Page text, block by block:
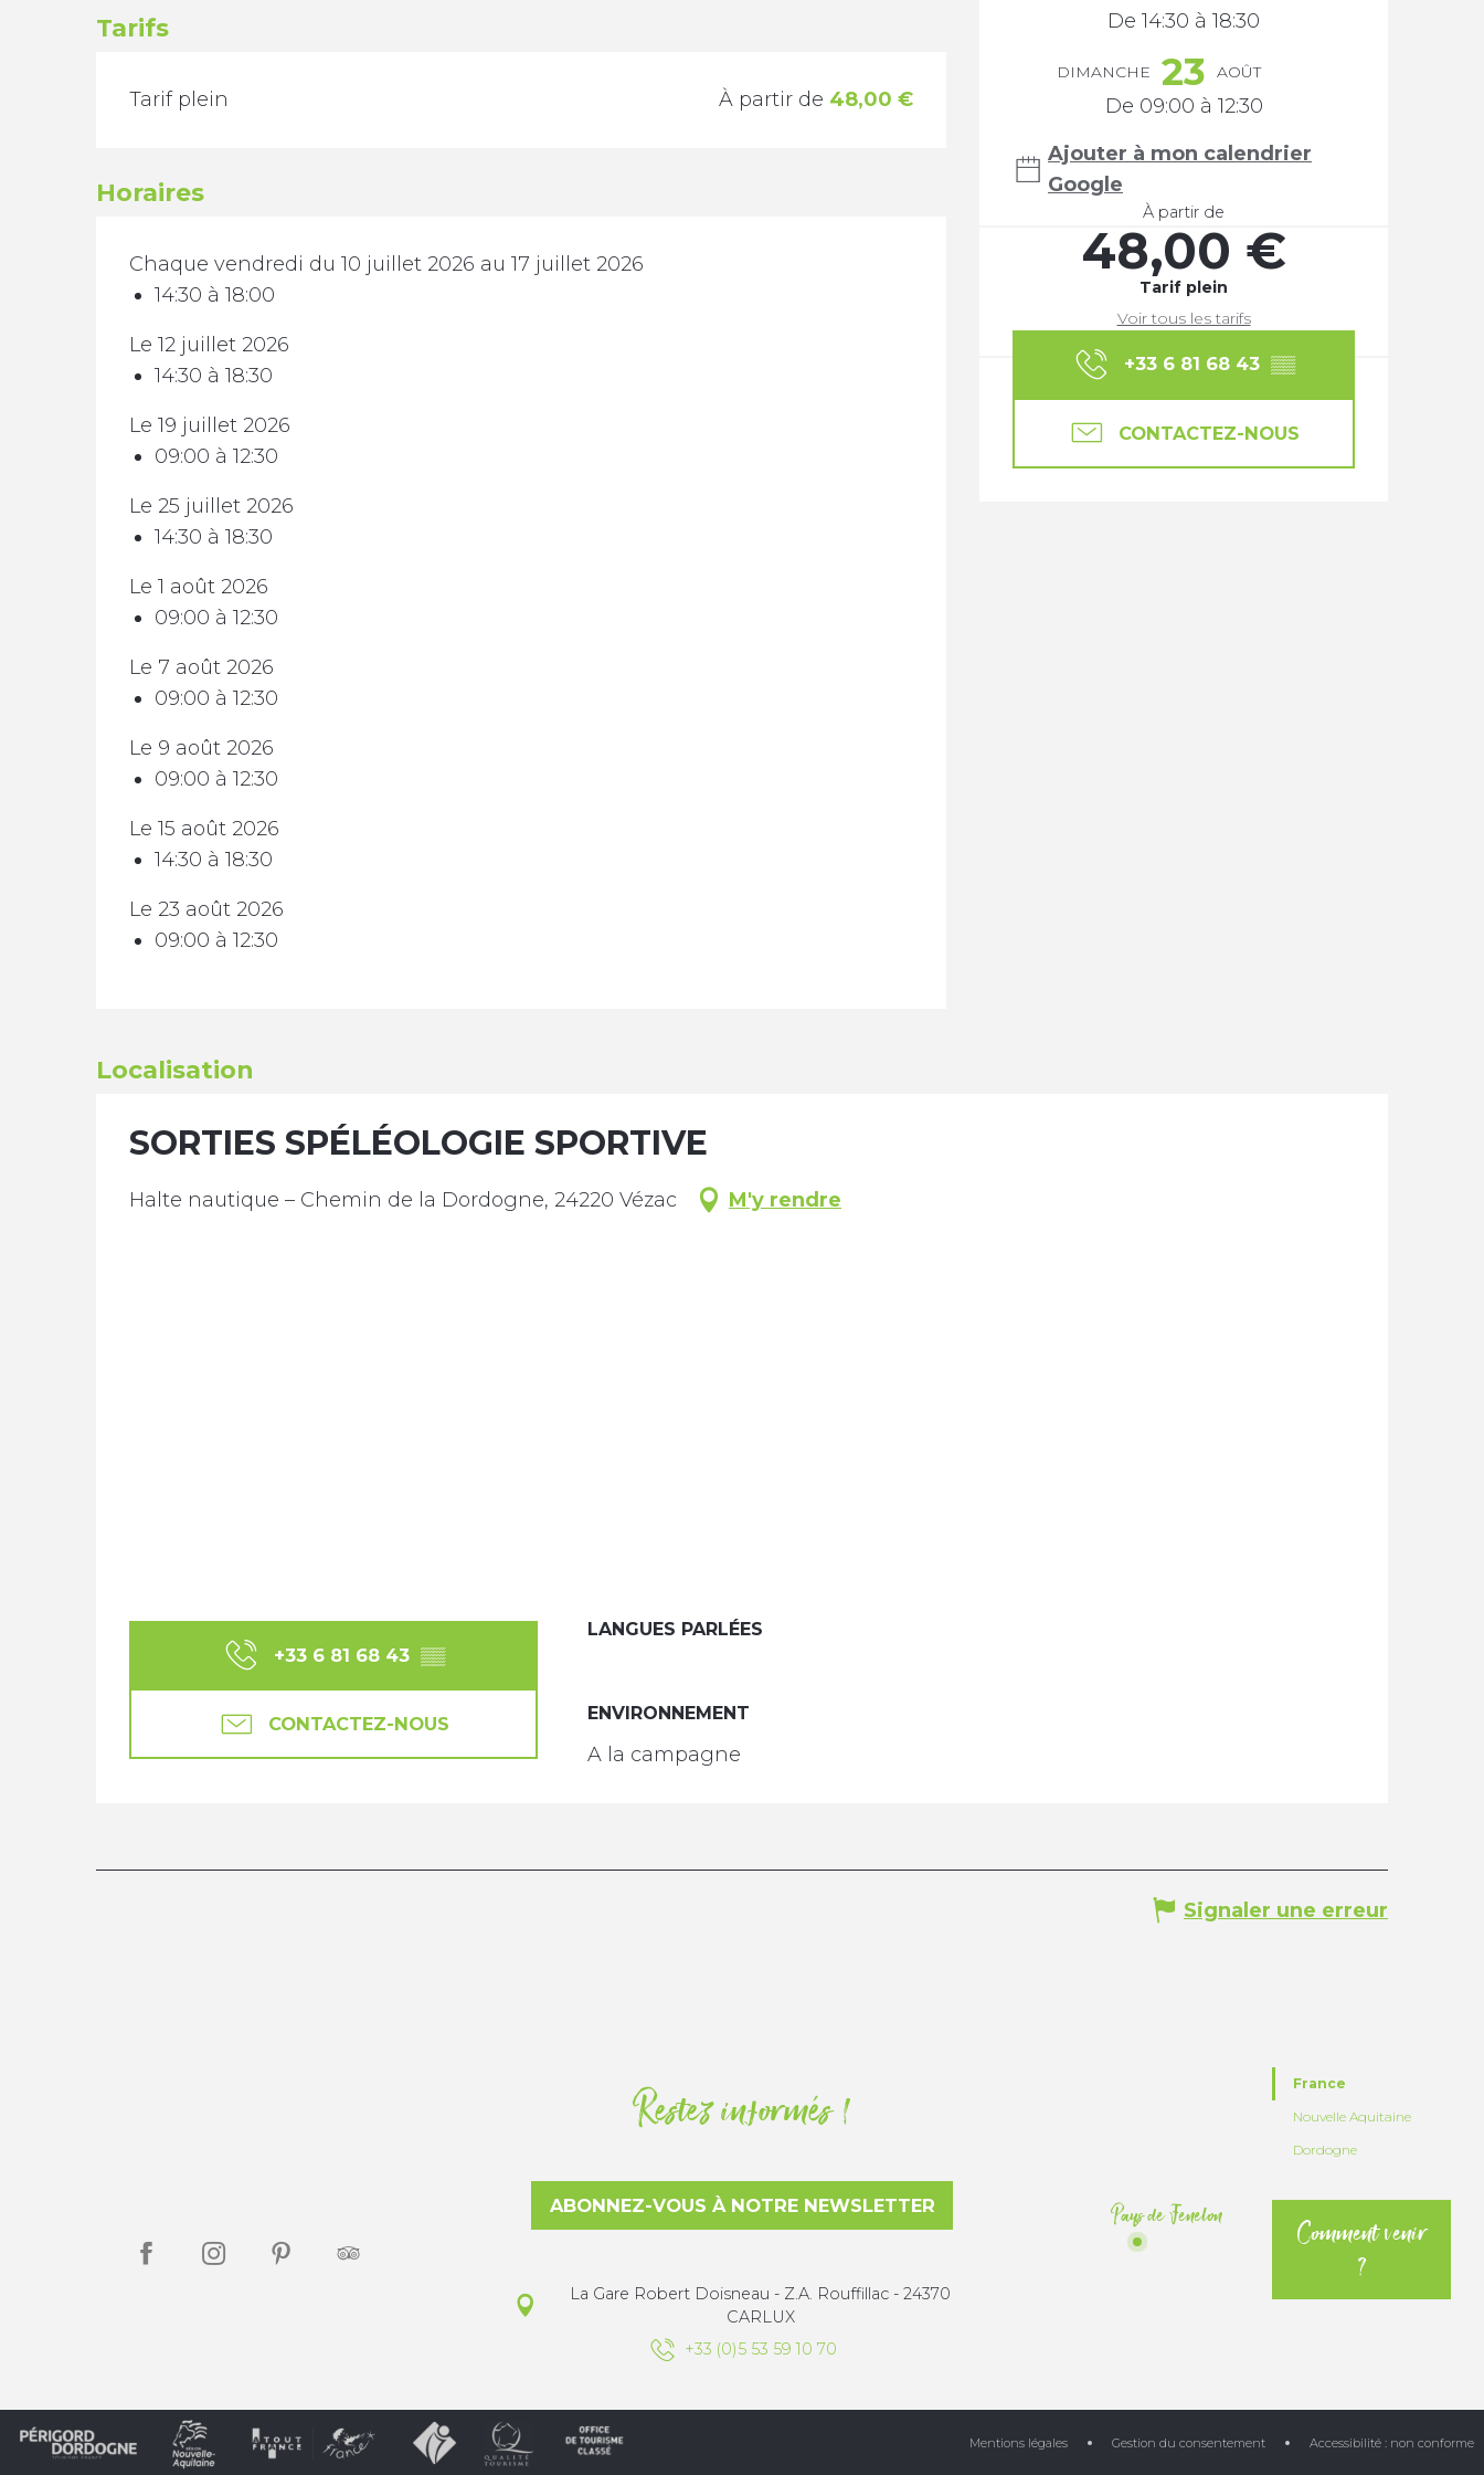
De 14:30 à 18:30
DIMANCHE 23 AOÛT
De 09:00 à 12:30
Ajouter à mon calendrier
Google
À partir de
48,00 €
Tarif plein
Voir tous les tarifs
+33 6 81 68 43 ▒▒
CONTACTEZ-NOUS
Tarifs
TARIFS 2026
Tarif plein À partir de 48,00 €
Horaires
Chaque vendredi du 10 juillet 2026 au 17 juillet 2026
14:30 à 18:00
Le 12 juillet 2026
14:30 à 18:30
Le 19 juillet 2026
09:00 à 12:30
Le 25 juillet 2026
14:30 à 18:30
Le 1 août 2026
09:00 à 12:30
Le 7 août 2026
09:00 à 12:30
Le 9 août 2026
09:00 à 12:30
Le 15 août 2026
14:30 à 18:30
Le 23 août 2026
09:00 à 12:30
Localisation
SORTIES SPÉLÉOLOGIE SPORTIVE
Halte nautique – Chemin de la Dordogne, 24220 Vézac M'y rendre
+33 6 81 68 43 ▒▒
CONTACTEZ-NOUS
LANGUES PARLÉES
LANGUES PARLÉES
ENVIRONNEMENT
ENVIRONNEMENT
A la campagne
Signaler une erreur
Restez informés !
ABONNEZ-VOUS À NOTRE NEWSLETTER
La Gare Robert Doisneau - Z.A. Rouffillac - 24370
CARLUX
+33 (0)5 53 59 10 70
Pays de Fenelon
France
Nouvelle Aquitaine
Dordogne
Comment venir
?
Mentions légales Gestion du consentement Accessibilité : non conforme